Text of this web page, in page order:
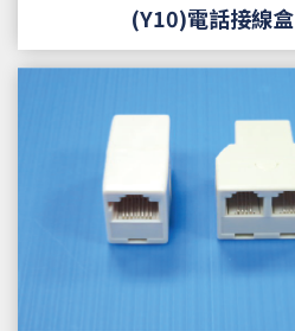
(Y10)電話接線盒